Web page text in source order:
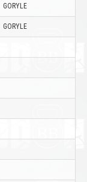
GORYLE
GORYLE